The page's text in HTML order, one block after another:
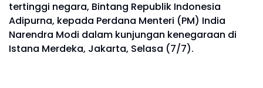
tertinggi negara, Bintang Republik Indonesia
Adipurna, kepada Perdana Menteri (PM) India
Narendra Modi dalam kunjungan kenegaraan di
Istana Merdeka, Jakarta, Selasa (7/7).